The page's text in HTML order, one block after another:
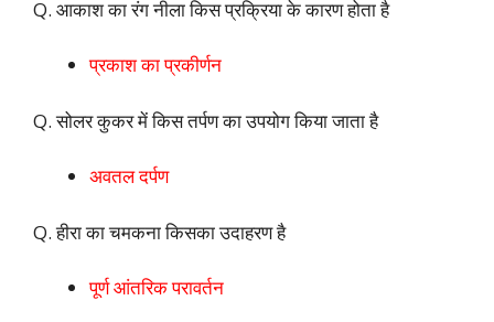
Q. आकाश का रंग नीला किस प्रक्रिया के कारण होता है
प्रकाश का प्रकीर्णन
Q. सोलर कुकर में किस तर्पण का उपयोग किया जाता है
अवतल दर्पण
Q. हीरा का चमकना किसका उदाहरण है
पूर्ण आंतरिक परावर्तन